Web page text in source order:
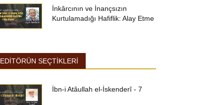
İnkârcının ve İnançsızın
Kurtulamadığı Hafiflik: Alay Etme
EDİTÖRÜN SEÇTİKLERİ
İbn-i Atâullah el-İskenderî - 7